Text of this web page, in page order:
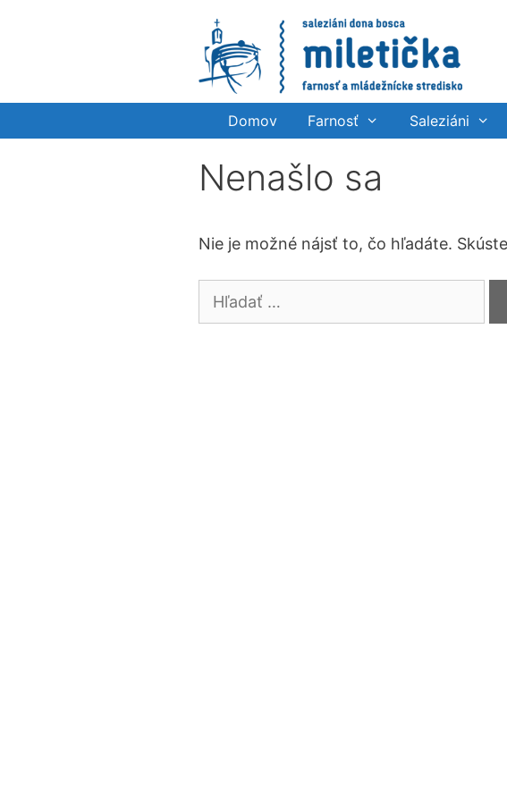
Domov Farnosť Saleziáni
Nenašlo sa
Nie je možné nájsť to, čo hľadáte.
Hľadať: